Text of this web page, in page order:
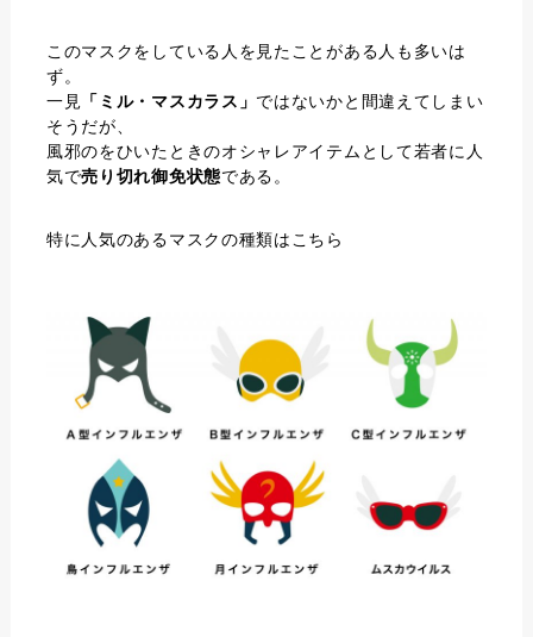
このマスクをしている人を見たことがある人も多いは
ず。
一見 「ミル・マスカラス」 ではないかと間違えてしまい
そうだが、
風邪のをひいたときのオシャレアイテムとして若者に人
気で売り切れ御免状態である。
特に人気のあるマスクの種類はこちら